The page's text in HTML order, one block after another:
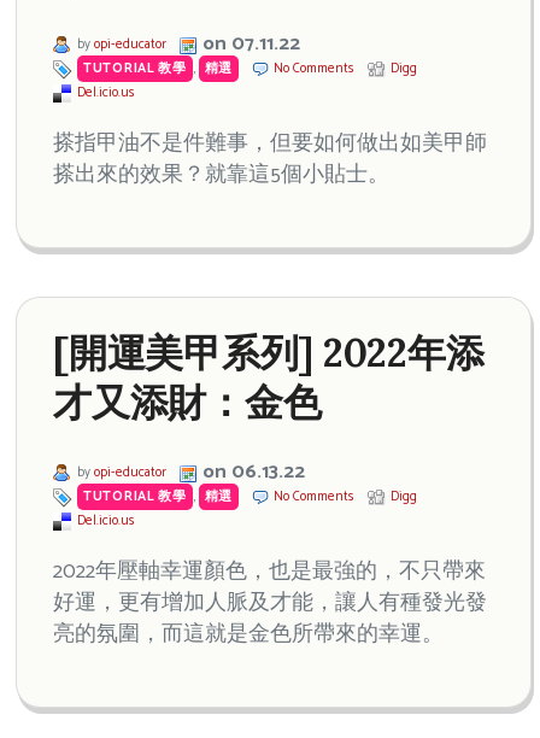
byopi-educator on 07.11.22
TUTORIAL 教學 , 精選 No Comments
Digg
Del.icio.us
搽指甲油不是件難事，但要如何做出如美甲師
搽出來的效果？就靠這5個小貼士。
[開運美甲系列] 2022年添
才又添財：金色
byopi-educator on 06.13.22
TUTORIAL 教學 , 精選 No Comments
Digg
Del.icio.us
2022年壓軸幸運顏色，也是最強的，不只帶來
好運，更有增加人脈及才能，讓人有種發光發
亮的氛圍，而這就是金色所帶來的幸運。